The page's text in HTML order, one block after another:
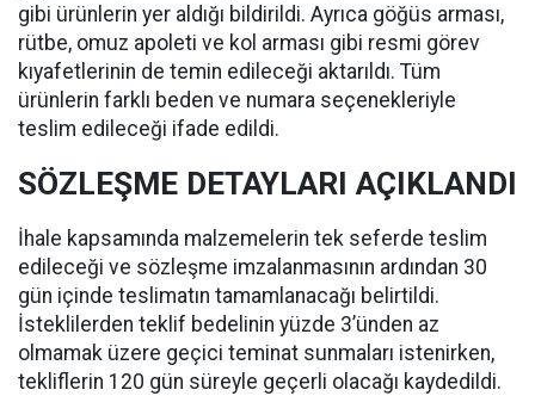
gibi ürünlerin yer aldığı bildirildi. Ayrıca göğüs arması,
rütbe, omuz apoleti ve kol arması gibi resmi görev
kıyafetlerinin de temin edileceği aktarıldı. Tüm
ürünlerin farklı beden ve numara seçenekleriyle
teslim edileceği ifade edildi.
SÖZLEŞME DETAYLARI AÇIKLANDI
İhale kapsamında malzemelerin tek seferde teslim
edileceği ve sözleşme imzalanmasının ardından 30
gün içinde teslimatın tamamlanacağı belirtildi.
İsteklilerden teklif bedelinin yüzde 3’ünden az
olmamak üzere geçici teminat sunmaları istenirken,
tekliflerin 120 gün süreyle geçerli olacağı kaydedildi.